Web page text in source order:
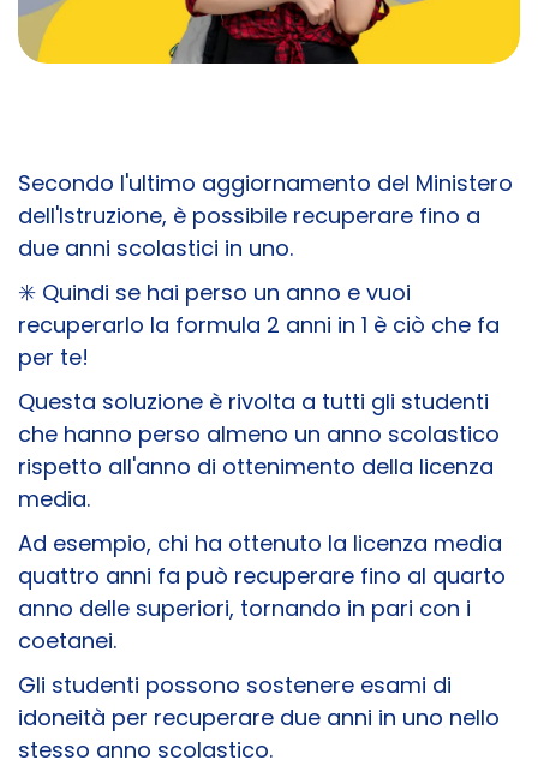
Secondo l'ultimo aggiornamento del Ministero
dell'Istruzione, è possibile recuperare fino a
due anni scolastici in uno.
✳️ Quindi se hai perso un anno e vuoi
recuperarlo la formula 2 anni in 1 è ciò che fa
per te!
Questa soluzione è rivolta a tutti gli studenti
che hanno perso almeno un anno scolastico
rispetto all'anno di ottenimento della licenza
media.
Ad esempio, chi ha ottenuto la licenza media
quattro anni fa può recuperare fino al quarto
anno delle superiori, tornando in pari con i
coetanei.
Gli studenti possono sostenere esami di
idoneità per recuperare due anni in uno nello
stesso anno scolastico.